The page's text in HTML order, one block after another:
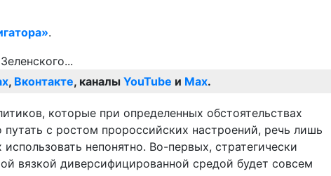
.
, Вконтакте, каналы YouTube и Max.
которые при определенных обстоятельствах
с ростом пророссийских настроений, речь лишь
непонятно. Во-первых, стратегически
вязкой диверсифицированной средой будет совсем